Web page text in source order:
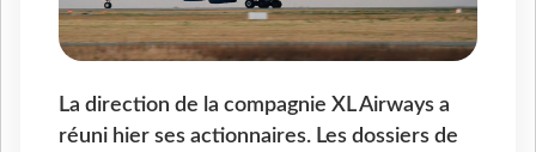
La direction de la compagnie XL Airways a
réuni hier ses actionnaires. Les dossiers de